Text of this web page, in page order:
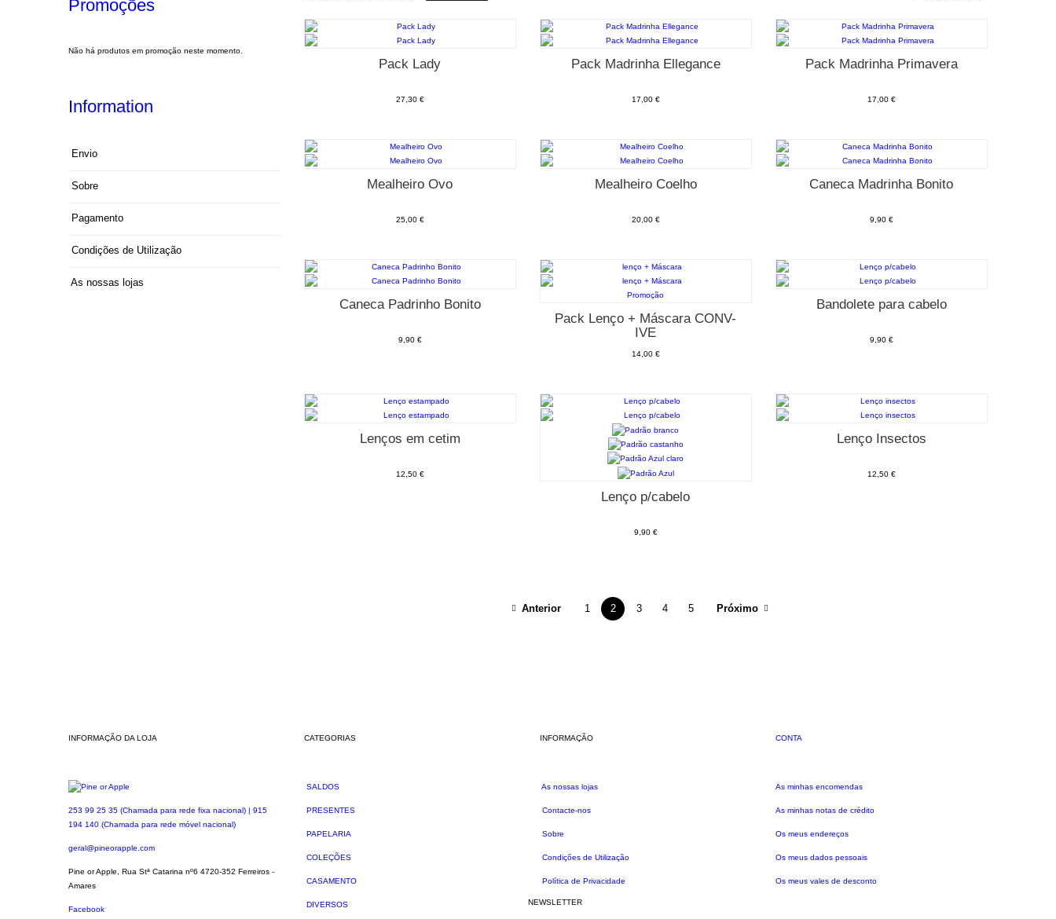
Promoções
Não há produtos em promoção neste momento.
Information
Envio
Sobre
Pagamento
Condições de Utilização
As nossas lojas
Pack Lady
27,30 €
Pack Madrinha Ellegance
17,00 €
Pack Madrinha Primavera
17,00 €
Mealheiro Ovo
25,00 €
Mealheiro Coelho
20,00 €
Caneca Madrinha Bonito
9,90 €
Caneca Padrinho Bonito
9,90 €
Promoção
Pack Lenço + Máscara CONV-
IVE
14,00 €
Bandolete para cabelo
9,90 €
Lenços em cetim
12,50 €
Lenço p/cabelo
9,90 €
Lenço Insectos
12,50 €
Anterior 1 2 3 4 5 Próximo
INFORMAÇÃO DA LOJA
253 99 25 35 (Chamada para rede fixa nacional) | 915
194 140 (Chamada para rede móvel nacional)
geral@pineorapple.com
Pine or Apple, Rua Stª Catarina nº6 4720-352 Ferreiros -
Amares
Facebook
CATEGORIAS
SALDOS
PRESENTES
PAPELARIA
COLEÇÕES
CASAMENTO
DIVERSOS
INFORMAÇÃO
As nossas lojas
Contacte-nos
Sobre
Condições de Utilização
Política de Privacidade
CONTA
As minhas encomendas
As minhas notas de crédito
Os meus endereços
Os meus dados pessoais
Os meus vales de desconto
NEWSLETTER